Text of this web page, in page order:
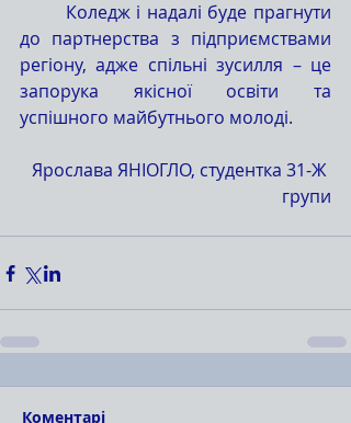
до партнерства з підприємствами
регіону, адже спільні зусилля – це
запорука якісної освіти та
успішного майбутнього молоді.
Ярослава ЯНІОГЛО, студентка 31-Ж
групи
Коментарі